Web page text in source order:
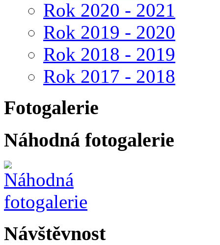
Rok 2020 - 2021
Rok 2019 - 2020
Rok 2018 - 2019
Rok 2017 - 2018
Fotogalerie
Náhodná fotogalerie
Návštěvnost